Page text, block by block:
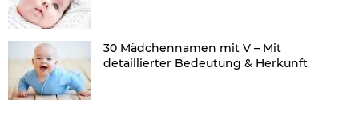
30 Mädchennamen mit V – Mit
detaillierter Bedeutung & Herkunft